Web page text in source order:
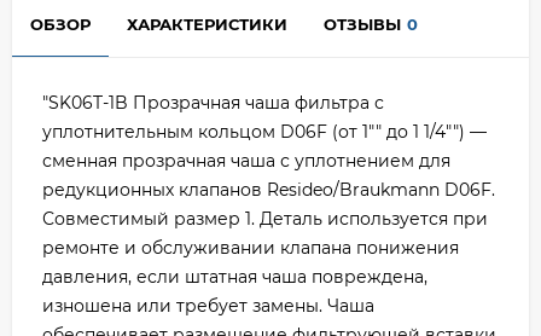
ОБЗОР ХАРАКТЕРИСТИКИ ОТЗЫВЫ 0
"SK06T-1B Прозрачная чаша фильтра с
уплотнительным кольцом D06F (от 1"" до 1 1/4"") —
сменная прозрачная чаша с уплотнением для
редукционных клапанов Resideo/Braukmann D06F.
Совместимый размер 1. Деталь используется при
ремонте и обслуживании клапана понижения
давления, если штатная чаша повреждена,
изношена или требует замены. Чаша